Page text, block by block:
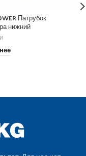
Патрубок
нижний